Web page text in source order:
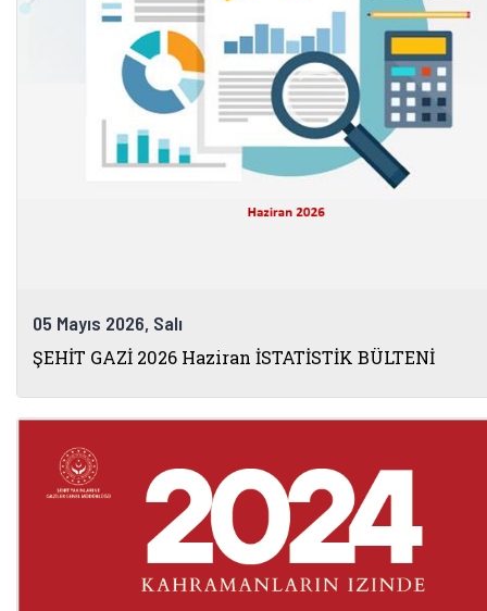
05 Mayıs 2026, Salı
ŞEHİT GAZİ 2026 Haziran İSTATİSTİK BÜLTENİ